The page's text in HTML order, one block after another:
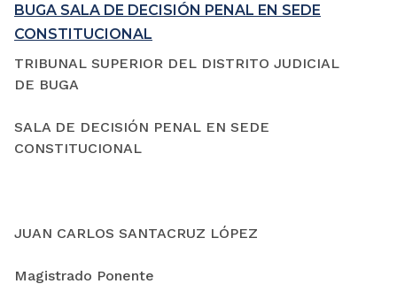
BUGA SALA DE DECISIÓN PENAL EN SEDE
CONSTITUCIONAL
TRIBUNAL SUPERIOR DEL DISTRITO JUDICIAL
DE BUGA
SALA DE DECISIÓN PENAL EN SEDE
CONSTITUCIONAL
JUAN CARLOS SANTACRUZ LÓPEZ
Magistrado Ponente